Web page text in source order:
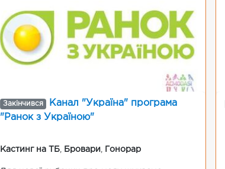
Закінчився
Канал "Україна" програма
"Ранок з Україною"
Кастинг на ТБ Бровари Гонорар